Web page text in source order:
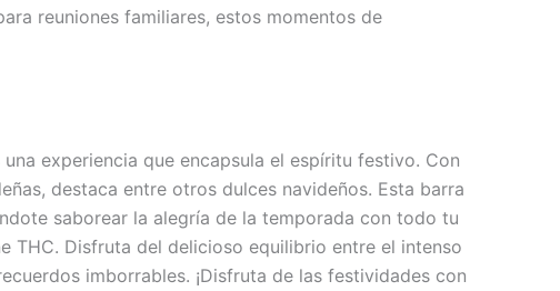
reuniones familiares, estos momentos de
experiencia que encapsula el espíritu festivo. Con
destaca entre otros dulces navideños. Esta barra
saborear la alegría de la temporada con todo tu
THC. Disfruta del delicioso equilibrio entre el intenso
imborrables. ¡Disfruta de las festividades con